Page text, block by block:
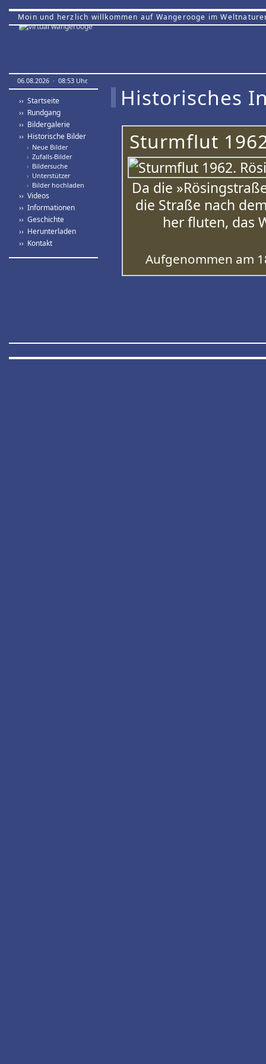
Moin und herzlich willkommen auf Wangerooge im
06.08.2026 · 08:53 Uhr.
›› Startseite
›› Rundgang
›› Bildergalerie
›› Historische Bilder
› Neue Bilder
› Zufalls-Bilder
› Bildersuche
› Unterstützer
› Bilder hochladen
›› Videos
›› Informationen
›› Geschichte
›› Herunterladen
›› Kontakt
Historisches
Sturmflut
Da die
die Straße nach
her fluten, das
Aufgenommen am